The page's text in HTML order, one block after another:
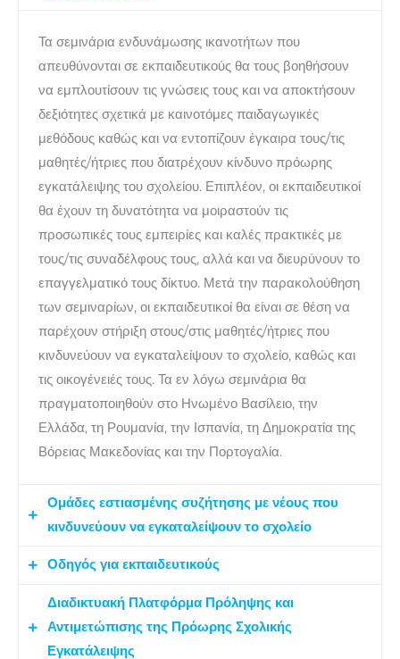
Τα σεμινάρια ενδυνάμωσης ικανοτήτων που
απευθύνονται σε εκπαιδευτικούς θα τους βοηθήσουν
να εμπλουτίσουν τις γνώσεις τους και να αποκτήσουν
δεξιότητες σχετικά με καινοτόμες παιδαγωγικές
μεθόδους καθώς και να εντοπίζουν έγκαιρα τους/τις
μαθητές/ήτριες που διατρέχουν κίνδυνο πρόωρης
εγκατάλειψης του σχολείου. Επιπλέον, οι εκπαιδευτικοί
θα έχουν τη δυνατότητα να μοιραστούν τις
προσωπικές τους εμπειρίες και καλές πρακτικές με
τους/τις συναδέλφους τους, αλλά και να διευρύνουν το
επαγγελματικό τους δίκτυο. Μετά την παρακολούθηση
των σεμιναρίων, οι εκπαιδευτικοί θα είναι σε θέση να
παρέχουν στήριξη στους/στις μαθητές/ήτριες που
κινδυνεύουν να εγκαταλείψουν το σχολείο, καθώς και
τις οικογένειές τους. Τα εν λόγω σεμινάρια θα
πραγματοποιηθούν στο Ηνωμένο Βασίλειο, την
Ελλάδα, τη Ρουμανία, την Ισπανία, τη Δημοκρατία της
Βόρειας Μακεδονίας και την Πορτογαλία.
Ομάδες εστιασμένης συζήτησης με νέους που
κινδυνεύουν να εγκαταλείψουν το σχολείο
συζήτησης (focus groups) με μαθητές που
διατρέχουν μεγαλύτερο κίνδυνο να εγκαταλείψουν το
σχολείο, προκειμένου να συλλέξει πληροφορίες και
Οδηγός για εκπαιδευτικούς
Διαδικτυακή Πλατφόρμα Πρόληψης και
Αντιμετώπισης της Πρόωρης Σχολικής
Εγκατάλειψης